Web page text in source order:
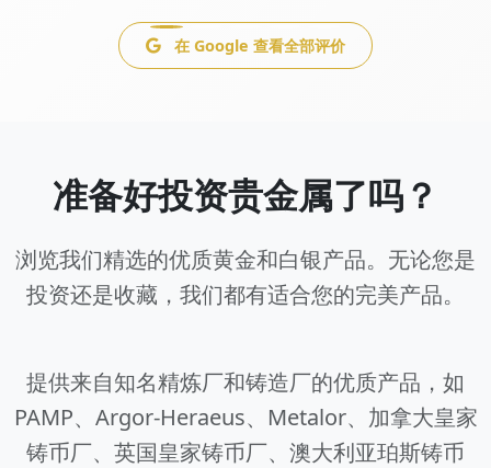
在 Google 查看全部评价
准备好投资贵金属了吗？
浏览我们精选的优质黄金和白银产品。无论您是
投资还是收藏，我们都有适合您的完美产品。
提供来自知名精炼厂和铸造厂的优质产品，如
PAMP、Argor-Heraeus、Metalor、加拿大皇家
铸币厂、英国皇家铸币厂、澳大利亚珀斯铸币